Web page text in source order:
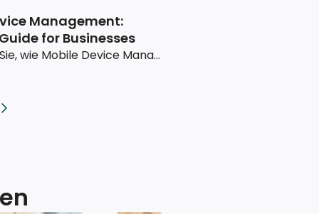
Management:
for Businesses
Entdecken Sie, wie Mobile Device Management Ihr Unternehmen schützen und die Effizienz steigern kann. Unser Leitfaden umfasst alles von den wichtigsten Funktionen bis hin zu Tipps für die Implementierung.